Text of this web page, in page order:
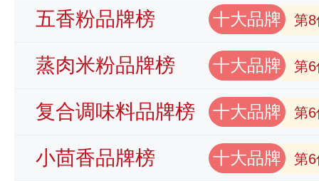
五香粉品牌榜 十大品牌 第8
蒸肉米粉品牌榜 十大品牌 第6
复合调味料品牌榜 十大品牌 第6
小茴香品牌榜 十大品牌 第6